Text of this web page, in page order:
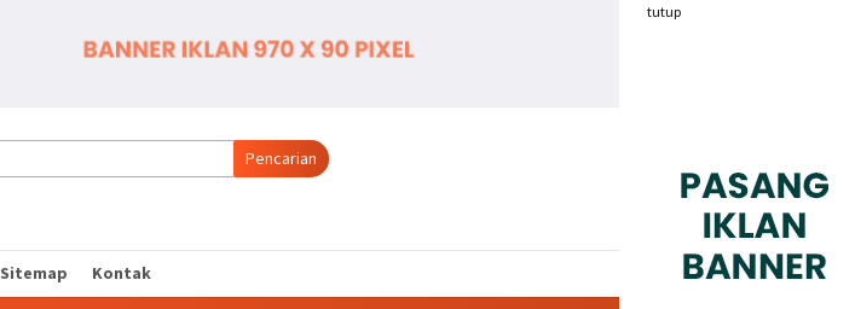
tutup
Pencarian
Sitemap Kontak